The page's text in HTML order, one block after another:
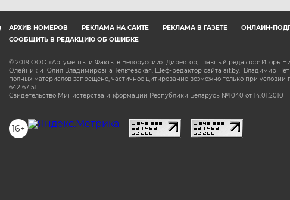
АРХИВ НОМЕРОВ РЕКЛАМА НА САЙТЕ РЕКЛАМА В ГАЗЕТЕ
ОНЛАЙН-
СООБЩИТЬ В РЕДАКЦИЮ ОБ ОШИБКЕ
© 2019 ООО «Аргументы и Факты в Белоруссии». Директор, главный редактор: Игорь
Олейник и Юлия Владимировна Тельтевская. Шеф-редактор сайта aif.by: Владимир
полных материалов запрещено, частичное цитирование возможно только при
642 67 51.
Свидетельство Министерства информации Республики Беларусь №1040 от 14.01.2010
16+